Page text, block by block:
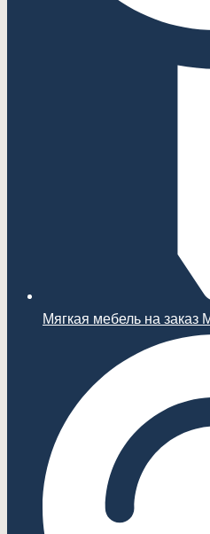
Мягкая мебель на заказ